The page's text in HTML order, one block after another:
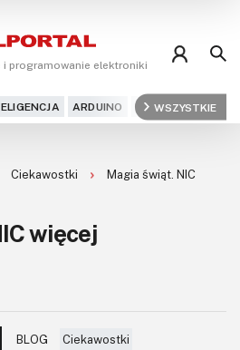
programowanie elektroniki
ARDUINO ARM AUDIO
WSZYSTKIE
Ciekawostki
Magia świąt. NIC
więcej
BLOG
Ciekawostki